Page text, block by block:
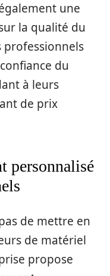
une
la qualité du
professionnels
du
à leurs
de prix
personnalisé
de mettre en
de matériel
propose